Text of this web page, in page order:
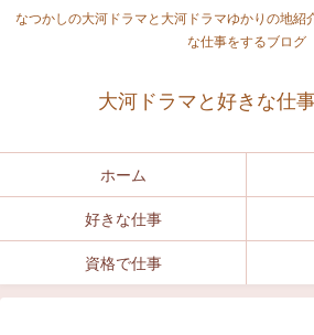
なつかしの大河ドラマと大河ドラマゆかりの地紹
な仕事をするブログ
大河ドラマと好きな仕
ホーム
好きな仕事
資格で仕事